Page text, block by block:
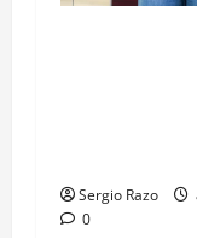
Sergio Razo
0